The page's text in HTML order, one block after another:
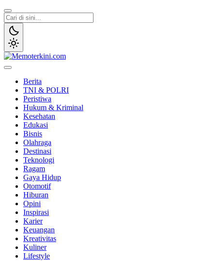
Lewati
ke
konten
Berita
TNI & POLRI
Peristiwa
Hukum & Kriminal
Kesehatan
Edukasi
Bisnis
Olahraga
Destinasi
Teknologi
Ragam
Gaya Hidup
Otomotif
Hiburan
Opini
Inspirasi
Karier
Keuangan
Kreativitas
Kuliner
Lifestyle